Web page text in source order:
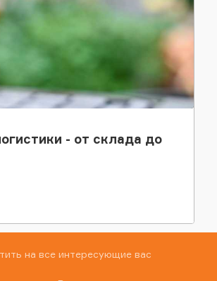
- от склада до
на все интересующие вас